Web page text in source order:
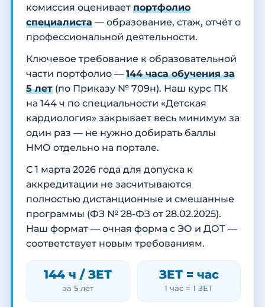
комиссия оценивает портфолио
специалиста — образование, стаж, отчёт о
профессиональной деятельности.
Ключевое требование к образовательной
части портфолио — 144 часа обучения за
5 лет (по Приказу № 709н). Наш курс ПК
на 144 ч по специальности «Детская
кардиология» закрывает весь минимум за
один раз — не нужно добирать баллы
НМО отдельно на портале.
С 1 марта 2026 года для допуска к
аккредитации не засчитываются
полностью дистанционные и смешанные
программы (ФЗ № 28-ФЗ от 28.02.2025).
Наш формат — очная форма с ЭО и ДОТ —
соответствует новым требованиям.
144 ч / ЗЕТ
за 5 лет
ЗЕТ = час
1 час = 1 ЗЕТ